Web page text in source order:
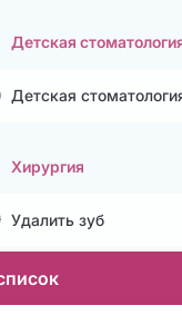
Детская
Детская
Хирургия
Удалить зуб
Эстетическая
стоматология